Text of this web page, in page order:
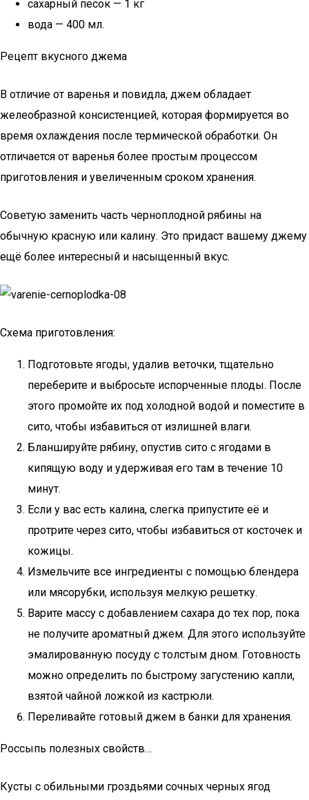
сахарный песок — 1 кг
вода — 400 мл.
Рецепт вкусного джема
В отличие от варенья и повидла, джем обладает
желеобразной консистенцией, которая формируется во
время охлаждения после термической обработки. Он
отличается от варенья более простым процессом
приготовления и увеличенным сроком хранения.
Советую заменить часть черноплодной рябины на
обычную красную или калину. Это придаст вашему джему
ещё более интересный и насыщенный вкус.
Схема приготовления:
Подготовьте ягоды, удалив веточки, тщательно
переберите и выбросьте испорченные плоды. После
этого промойте их под холодной водой и поместите в
сито, чтобы избавиться от излишней влаги.
Бланшируйте рябину, опустив сито с ягодами в
кипящую воду и удерживая его там в течение 10
минут.
Если у вас есть калина, слегка припустите её и
протрите через сито, чтобы избавиться от косточек и
кожицы.
Измельчите все ингредиенты с помощью блендера
или мясорубки, используя мелкую решетку.
Варите массу с добавлением сахара до тех пор, пока
не получите ароматный джем. Для этого используйте
эмалированную посуду с толстым дном. Готовность
можно определить по быстрому загустению капли,
взятой чайной ложкой из кастрюли.
Переливайте готовый джем в банки для хранения.
Россыпь полезных свойств…
Кусты с обильными гроздьями сочных черных ягод